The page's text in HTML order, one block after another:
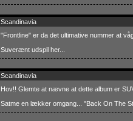
Scandinavia
"Frontline" er da det ultimative nummer at
Suverænt udspil her...
Scandinavia
Hov!! Glemte at nævne at dette album er
Satme en lækker omgang... "Back On The